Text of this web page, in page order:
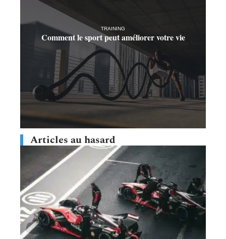
TRAINING
Comment le sport peut améliorer votre vie
Articles au hasard